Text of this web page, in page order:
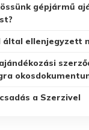
gépjármű
által ellenjegyzett
a Szerzivel